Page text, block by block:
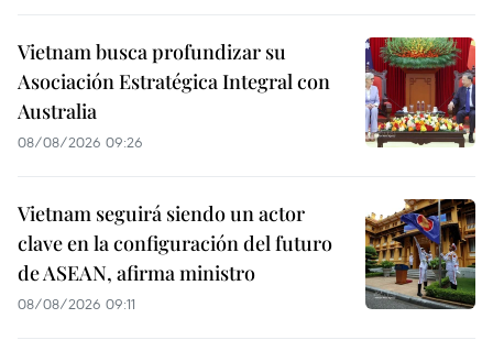
Vietnam busca profundizar su
Asociación Estratégica Integral con
Australia
08/08/2026 09:26
Vietnam seguirá siendo un actor
clave en la configuración del futuro
de ASEAN, afirma ministro
08/08/2026 09:11